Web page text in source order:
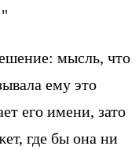
мысль, что
ему это
его имени, зато
где бы она ни